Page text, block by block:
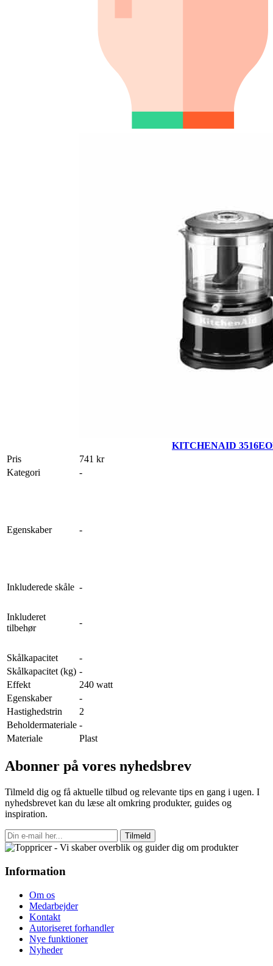
KITCHENAID
Pris
741 kr
Kategori
-
Egenskaber -
Inkluderede skåle -
Inkluderet
tilbehør
-
Skålkapacitet
-
Skålkapacitet (kg) -
Effekt
240 watt
Egenskaber
-
Hastighedstrin
2
Beholdermateriale -
Materiale
Plast
Abonner på vores nyhedsbrev
Tilmeld dig og få aktuelle tilbud og relevante tips en gang i ugen. I
nyhedsbrevet kan du læse alt omkring produkter, guides og
inspiration.
Tilmeld
Information
Om os
Medarbejder
Kontakt
Autoriseret forhandler
Nye funktioner
Nyheder